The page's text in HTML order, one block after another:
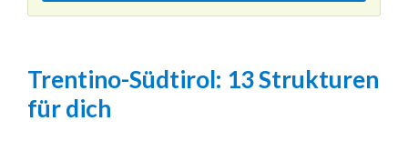
Trentino-Südtirol: 13 Strukturen
für dich